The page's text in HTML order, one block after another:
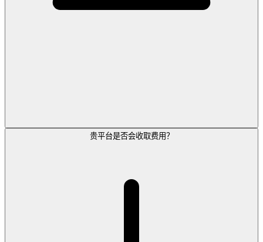
贵平台是否会收取费用？